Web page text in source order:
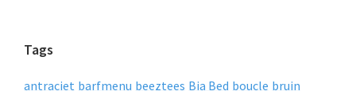
Tags
antraciet barfmenu beeztees Bia Bed boucle bruin